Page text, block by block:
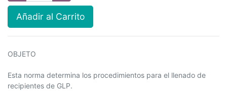
Añadir al Carrito
OBJETO
Esta norma determina los procedimientos para el llenado de
recipientes de GLP.